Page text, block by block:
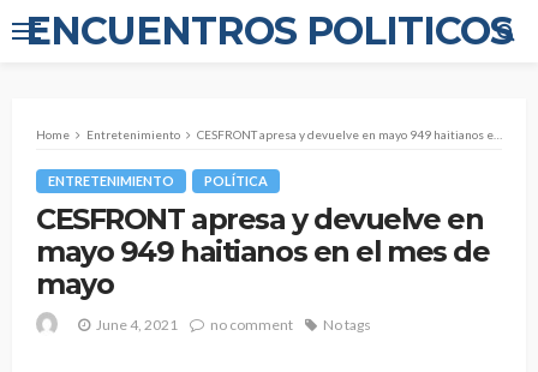
ENCUENTROS POLITICOS
Home Entretenimiento CESFRONT apresa y devuelve en mayo 949 haitianos en el mes de mayo
ENTRETENIMIENTO POLÍTICA
CESFRONT apresa y devuelve en
mayo 949 haitianos en el mes de
mayo
June 4, 2021 no comment No tags